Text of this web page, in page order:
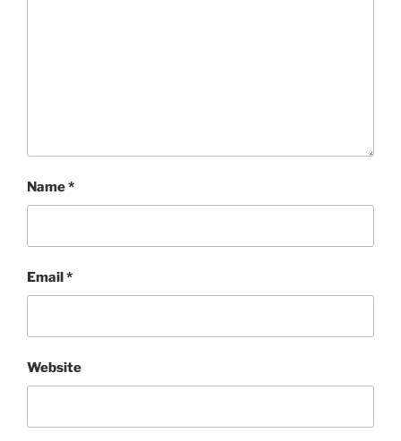
Name*
Email*
Website